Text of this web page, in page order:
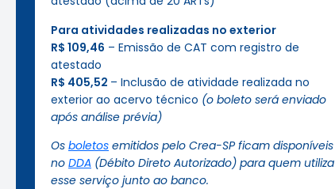
Para atividades realizadas no exterior
R$ 109,46 – Emissão de CAT com registro de
atestado
R$ 405,52 – Inclusão de atividade realizada no
exterior ao acervo técnico (o boleto será enviado
após análise prévia)
Os boletos emitidos pelo Crea-SP ficam disponíveis
no DDA (Débito Direto Autorizado) para quem utiliza
esse serviço junto ao banco.